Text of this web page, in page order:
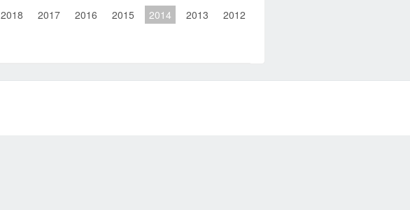
2018 2017 2016 2015 2014 2013 2012